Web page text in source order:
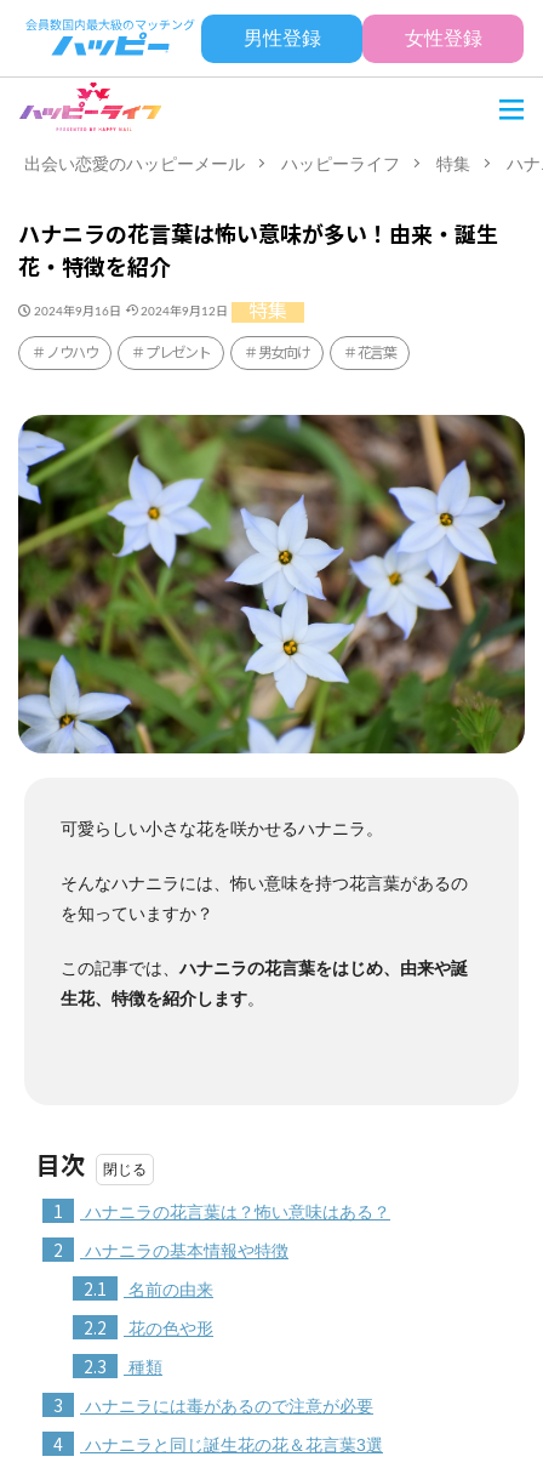
男性登録 女性登録
出会い恋愛のハッピーメール ハッピーライフ 特集 ハ
ハナニラの花言葉は怖い意味が多い！由来・誕生
花・特徴を紹介
2024年9月16日 2024年9月12日 特集
ノウハウ プレゼント 男女向け 花言葉
可愛らしい小さな花を咲かせるハナニラ。
そんなハナニラには、怖い意味を持つ花言葉があるの
を知っていますか？
この記事では、ハナニラの花言葉をはじめ、由来や誕
生花、特徴を紹介します。
目次
1 ハナニラの花言葉は？怖い意味はある？
2 ハナニラの基本情報や特徴
2.1 名前の由来
2.2 花の色や形
2.3 種類
3 ハナニラには毒があるので注意が必要
4 ハナニラと同じ誕生花の花＆花言葉3選